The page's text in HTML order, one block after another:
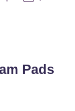
Pads